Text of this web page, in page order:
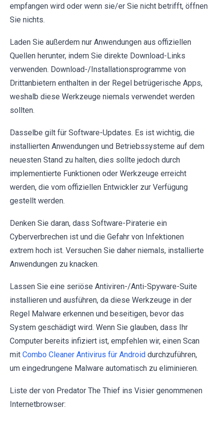
empfangen wird oder wenn sie/er Sie nicht betrifft, öffnen
Sie nichts.
Laden Sie außerdem nur Anwendungen aus offiziellen
Quellen herunter, indem Sie direkte Download-Links
verwenden. Download-/Installationsprogramme von
Drittanbietern enthalten in der Regel betrügerische Apps,
weshalb diese Werkzeuge niemals verwendet werden
sollten.
Dasselbe gilt für Software-Updates. Es ist wichtig, die
installierten Anwendungen und Betriebssysteme auf dem
neuesten Stand zu halten, dies sollte jedoch durch
implementierte Funktionen oder Werkzeuge erreicht
werden, die vom offiziellen Entwickler zur Verfügung
gestellt werden.
Denken Sie daran, dass Software-Piraterie ein
Cyberverbrechen ist und die Gefahr von Infektionen
extrem hoch ist. Versuchen Sie daher niemals, installierte
Anwendungen zu knacken.
Lassen Sie eine seriöse Antiviren-/Anti-Spyware-Suite
installieren und ausführen, da diese Werkzeuge in der
Regel Malware erkennen und beseitigen, bevor das
System geschädigt wird. Wenn Sie glauben, dass Ihr
Computer bereits infiziert ist, empfehlen wir, einen Scan
mit Combo Cleaner Antivirus für Android durchzuführen,
um eingedrungene Malware automatisch zu eliminieren.
Liste der von Predator The Thief ins Visier genommenen
Internetbrowser: